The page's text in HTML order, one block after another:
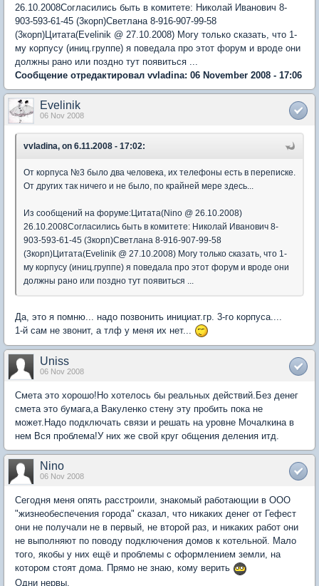
26.10.2008Согласились быть в комитете: Николай Иванович 8-
903-593-61-45 (3корп)Светлана 8-916-907-99-58
(3корп)Цитата(Evelinik @ 27.10.2008) Могу только сказать, что 1-
му корпусу (иниц.группе) я поведала про этот форум и вроде они
должны рано или поздно тут появиться ...
Сообщение отредактировал vvladina: 06 November 2008 - 17:06
Evelinik
06 Nov 2008
vvladina, on 6.11.2008 - 17:02:
От корпуса №3 было два человека, их телефоны есть в переписке.
От других так ничего и не было, по крайней мере здесь...
Из сообщений на форуме:Цитата(Nino @ 26.10.2008)
26.10.2008Согласились быть в комитете: Николай Иванович 8-
903-593-61-45 (3корп)Светлана 8-916-907-99-58
(3корп)Цитата(Evelinik @ 27.10.2008) Могу только сказать, что 1-
му корпусу (иниц.группе) я поведала про этот форум и вроде они
должны рано или поздно тут появиться ...
Да, это я помню... надо позвонить инициат.гр. 3-го корпуса....
1-й сам не звонит, а тлф у меня их нет...
Uniss
06 Nov 2008
Смета это хорошо!Но хотелось бы реальных действий.Без денег
смета это бумага,а Вакуленко стену эту пробить пока не
может.Надо подключать связи и решать на уровне Мочалкина в
нем Вся проблема!У них же свой круг общения деления итд.
Nino
06 Nov 2008
Сегодня меня опять расстроили, знакомый работающии в ООО
"жизнеобеспечения города" сказал, что никаких денег от Гефест
они не получали не в первый, не второй раз, и никаких работ они
не выполняют по поводу подключения домов к котельной. Мало
того, якобы у них ещё и проблемы с оформлением земли, на
котором стоят дома. Прямо не знаю, кому верить
Одни нервы.